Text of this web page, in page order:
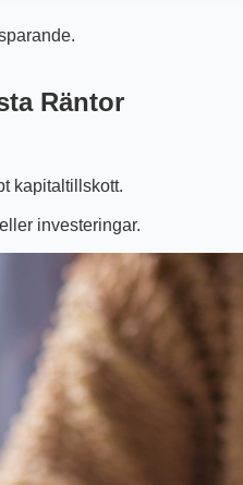
Räntor
kapitaltillskott.
investeringar.